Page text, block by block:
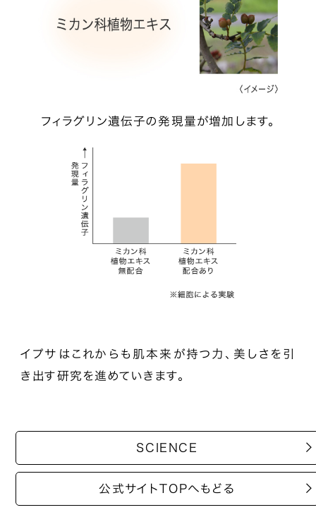
フィラグリン遺伝子の発現量が増加します。
イプサはこれからも肌本来が持つ力、美しさを引
き出す研究を進めていきます。
SCIENCE
公式サイトTOPへもどる